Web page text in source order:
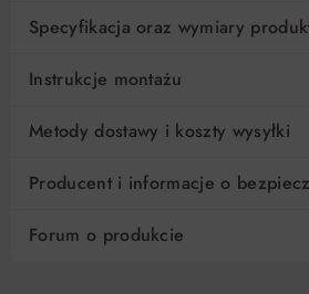
Specyfikacja oraz wymiary
Instrukcje montażu
Metody dostawy i koszty wysyłki
Producent i informacje o
Forum o produkcie